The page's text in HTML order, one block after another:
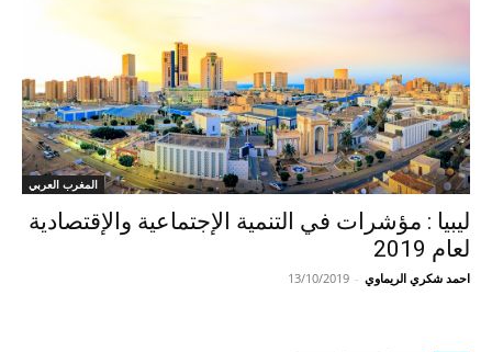
المغرب العربي
ليبيا : مؤشرات في التنمية الإجتماعية والإقتصادية
لعام 2019
احمد شكري الريماوي -
13/10/2019